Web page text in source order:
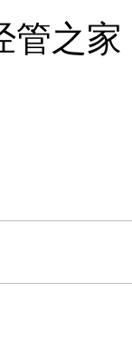
管之家